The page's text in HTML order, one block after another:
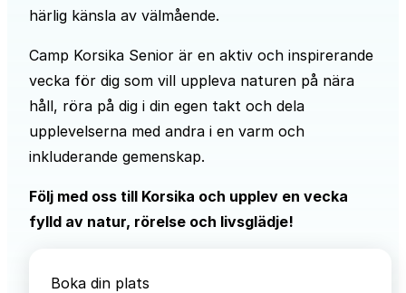
härlig känsla av välmående.
Camp Korsika Senior är en aktiv och inspirerande
vecka för dig som vill uppleva naturen på nära
håll, röra på dig i din egen takt och dela
upplevelserna med andra i en varm och
inkluderande gemenskap.
Följ med oss till Korsika och upplev en vecka
fylld av natur, rörelse och livsglädje!
Boka din plats